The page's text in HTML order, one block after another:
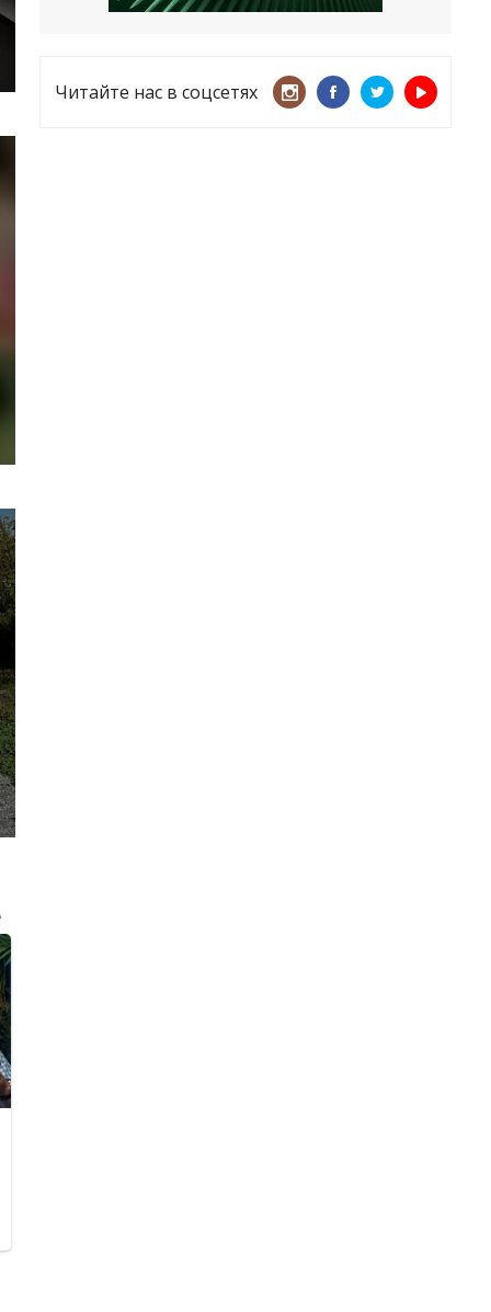
Читайте нас в соцсетях